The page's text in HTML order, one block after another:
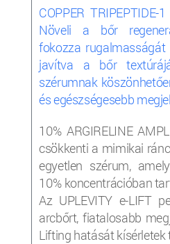
COPPER TRIPEPTIDE-
Növeli a bőr
fokozza
javítva a bőr
szérumnak
és egészségesebb
10% ARGIRELINE
csökkenti a mimikai
egyetlen szérum,
10% koncentrációban
Az UPLEVITY e-LIFT
arcbőrt, fiatalosabb
Lifting hatását